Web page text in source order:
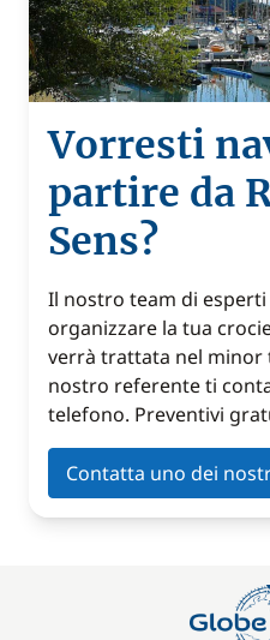
Vorresti
partire da
Sens?
Il nostro team di
organizzare la tua
verrà trattata nel minor
nostro referente ti
telefono. Preventivi
Contatta uno dei